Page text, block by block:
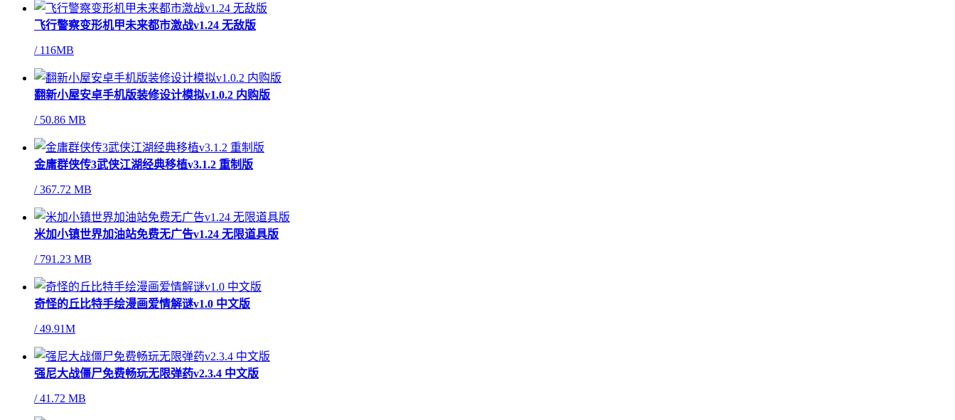
飞行警察变形机甲未来都市激战v1.24 无敌版
/116MB
翻新小屋安卓手机版装修设计模拟v1.0.2 内购版
/50.86 MB
金庸群侠传3武侠江湖经典移植v3.1.2 重制版
/367.72 MB
米加小镇世界加油站免费无广告v1.24 无限道具版
/791.23 MB
奇怪的丘比特手绘漫画爱情解谜v1.0 中文版
/49.91M
强尼大战僵尸免费畅玩无限弹药v2.3.4 中文版
/41.72 MB